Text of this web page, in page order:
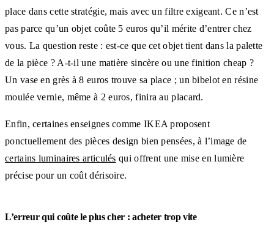
place dans cette stratégie, mais avec un filtre exigeant. Ce n’est
pas parce qu’un objet coûte 5 euros qu’il mérite d’entrer chez
vous. La question reste : est-ce que cet objet tient dans la palette
de la pièce ? A-t-il une matière sincère ou une finition cheap ?
Un vase en grès à 8 euros trouve sa place ; un bibelot en résine
moulée vernie, même à 2 euros, finira au placard.
Enfin, certaines enseignes comme IKEA proposent
ponctuellement des pièces design bien pensées, à l’image de
certains luminaires articulés qui offrent une mise en lumière
précise pour un coût dérisoire.
L’erreur qui coûte le plus cher : acheter trop vite